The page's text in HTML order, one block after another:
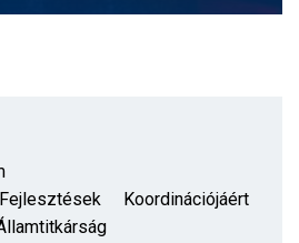
Koordinációjáért